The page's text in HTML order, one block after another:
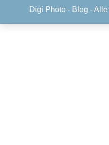
Digi Photo - Blog -